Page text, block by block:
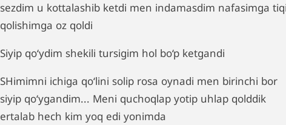
sezdim u kottalashib ketdi men indamasdim nafasimga
qolishimga oz qoldi
Siyip qo‘ydim shekili tursigim hol bo‘p ketgandi
SHimimni ichiga qo‘lini solip rosa oynadi men birinchi bor
siyip qo‘ygandim... Meni quchoqlap yotip uhlap qolddik
ertalab hech kim yoq edi yonimda